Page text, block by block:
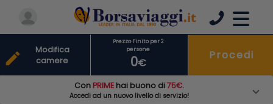
Prezzo Finito per 2
persone
0€
Procedi
edit
Modifica
camere
Con PRIME hai buono di75€.
Accedi ad un nuovo livello di servizio!